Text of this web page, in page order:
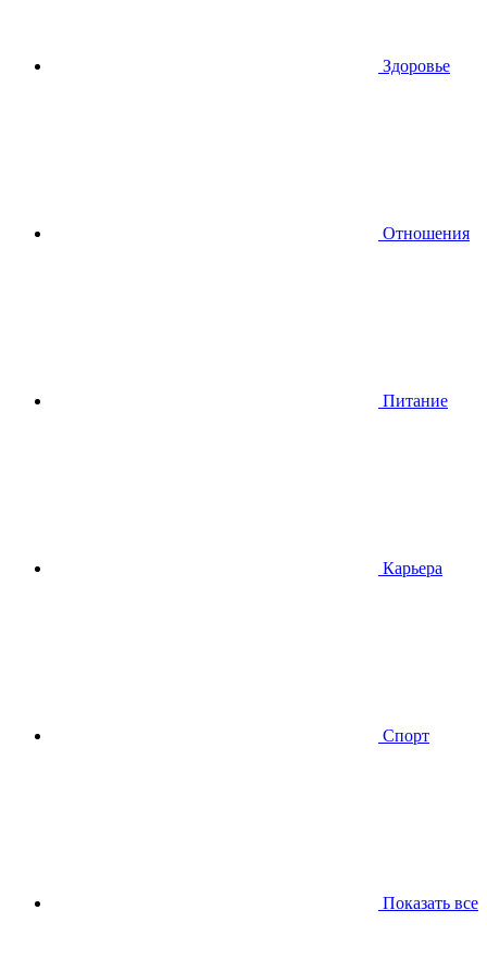
Здоровье
Отношения
Питание
Карьера
Спорт
Показать все